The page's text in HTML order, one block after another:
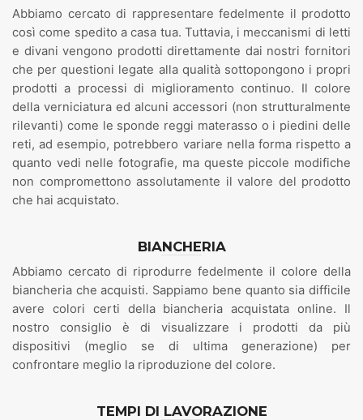
Abbiamo cercato di rappresentare fedelmente il prodotto
così come spedito a casa tua. Tuttavia, i meccanismi di letti
e divani vengono prodotti direttamente dai nostri fornitori
che per questioni legate alla qualità sottopongono i propri
prodotti a processi di miglioramento continuo. Il colore
della verniciatura ed alcuni accessori (non strutturalmente
rilevanti) come le sponde reggi materasso o i piedini delle
reti, ad esempio, potrebbero variare nella forma rispetto a
quanto vedi nelle fotografie, ma queste piccole modifiche
non compromettono assolutamente il valore del prodotto
che hai acquistato.
BIANCHERIA
Abbiamo cercato di riprodurre fedelmente il colore della
biancheria che acquisti. Sappiamo bene quanto sia difficile
avere colori certi della biancheria acquistata online. Il
nostro consiglio è di visualizzare i prodotti da più
dispositivi (meglio se di ultima generazione) per
confrontare meglio la riproduzione del colore.
TEMPI DI LAVORAZIONE